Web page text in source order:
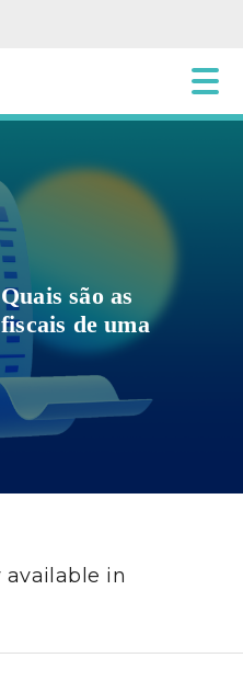
são as
de uma
available in